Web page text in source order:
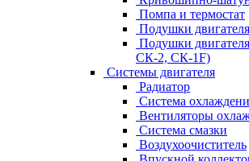
Помпа и термостат
Подушки
Подушки
СК-2, СК-1F)
Системы двигателя
Радиатор
Система
Вентиляторы
Система смазки
Воздухоочиститель